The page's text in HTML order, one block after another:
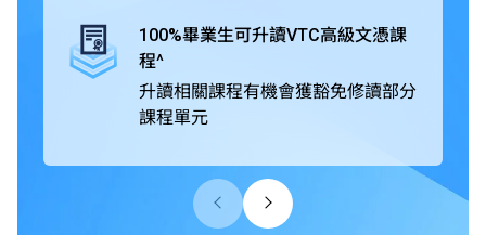
此外，基礎課程文憑獲公務員事務局認可，在公務員聘任上
被視為等同具備香港中學文憑考試（HKDSE）五科（包括
中國語文和英國語文科目）第2級成績。同學亦可考慮修讀
選修單元「基礎數學（三）」，以申請需具備等同HKDSE
職位。課程亦獲多個專業團體認可，同學在達到個別課程的
要求後，可申請成為業界學會會員或獲授予專業證書。
100%畢業生可升讀VTC高級文憑課
程^
升讀相關課程有機會獲豁免修讀部分
課程單元